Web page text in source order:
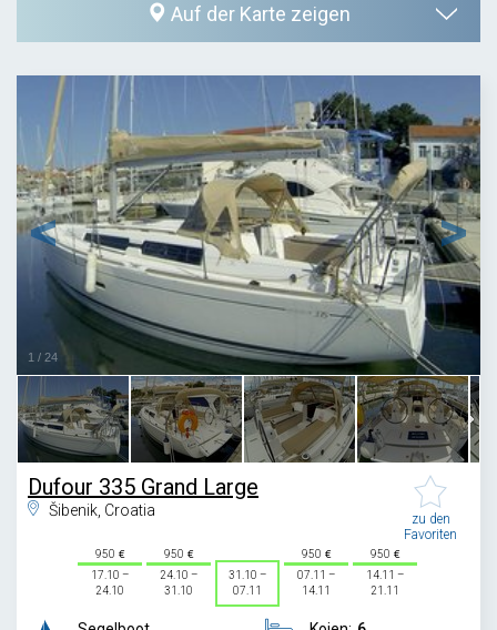
Auf der Karte zeigen
1 / 24
Dufour 335 Grand Large
Šibenik, Croatia
zu den
Favoriten
950
17.10 –
24.10
950
24.10 –
31.10
31.10 –
07.11
950
07.11 –
14.11
950
14.11 –
21.11